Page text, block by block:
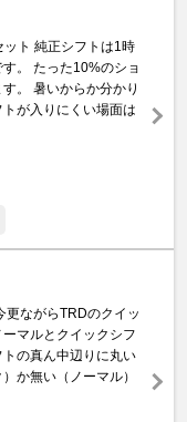
ト 純正シフトは1時
。 たった10%のショ
。 暑いからか分かり
が入りにくい場面は
更ながらTRDのクイッ
マルとクイックシフ
の真ん中辺りに丸い
か無い（ノーマル）